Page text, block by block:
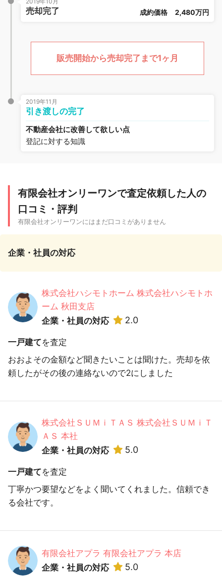
売却完了 成約価格 2,480万円
販売開始から売却完了まで1ヶ月
2019年11月
引き渡しの完了
不動産会社に改善して欲しい点
登記に対する知識
有限会社オンリーワンで査定依頼した人の
口コミ・評判
有限会社オンリーワンにはまだ口コミがありません
企業・社員の対応
株式会社ハシモトホーム 株式会社ハシモトホ
ーム 秋田支店
企業・社員の対応
2.0
一戸建てを査定
おおよその金額など聞きたいことは聞けた。売却を依
頼したがその後の連絡ないので2にしました
株式会社ＳＵＭｉＴＡＳ 株式会社ＳＵＭｉＴ
ＡＳ 本社
企業・社員の対応
5.0
一戸建てを査定
丁寧かつ要望などをよく聞いてくれました。信頼でき
る会社です。
有限会社アプラ 有限会社アプラ 本店
企業・社員の対応
5.0